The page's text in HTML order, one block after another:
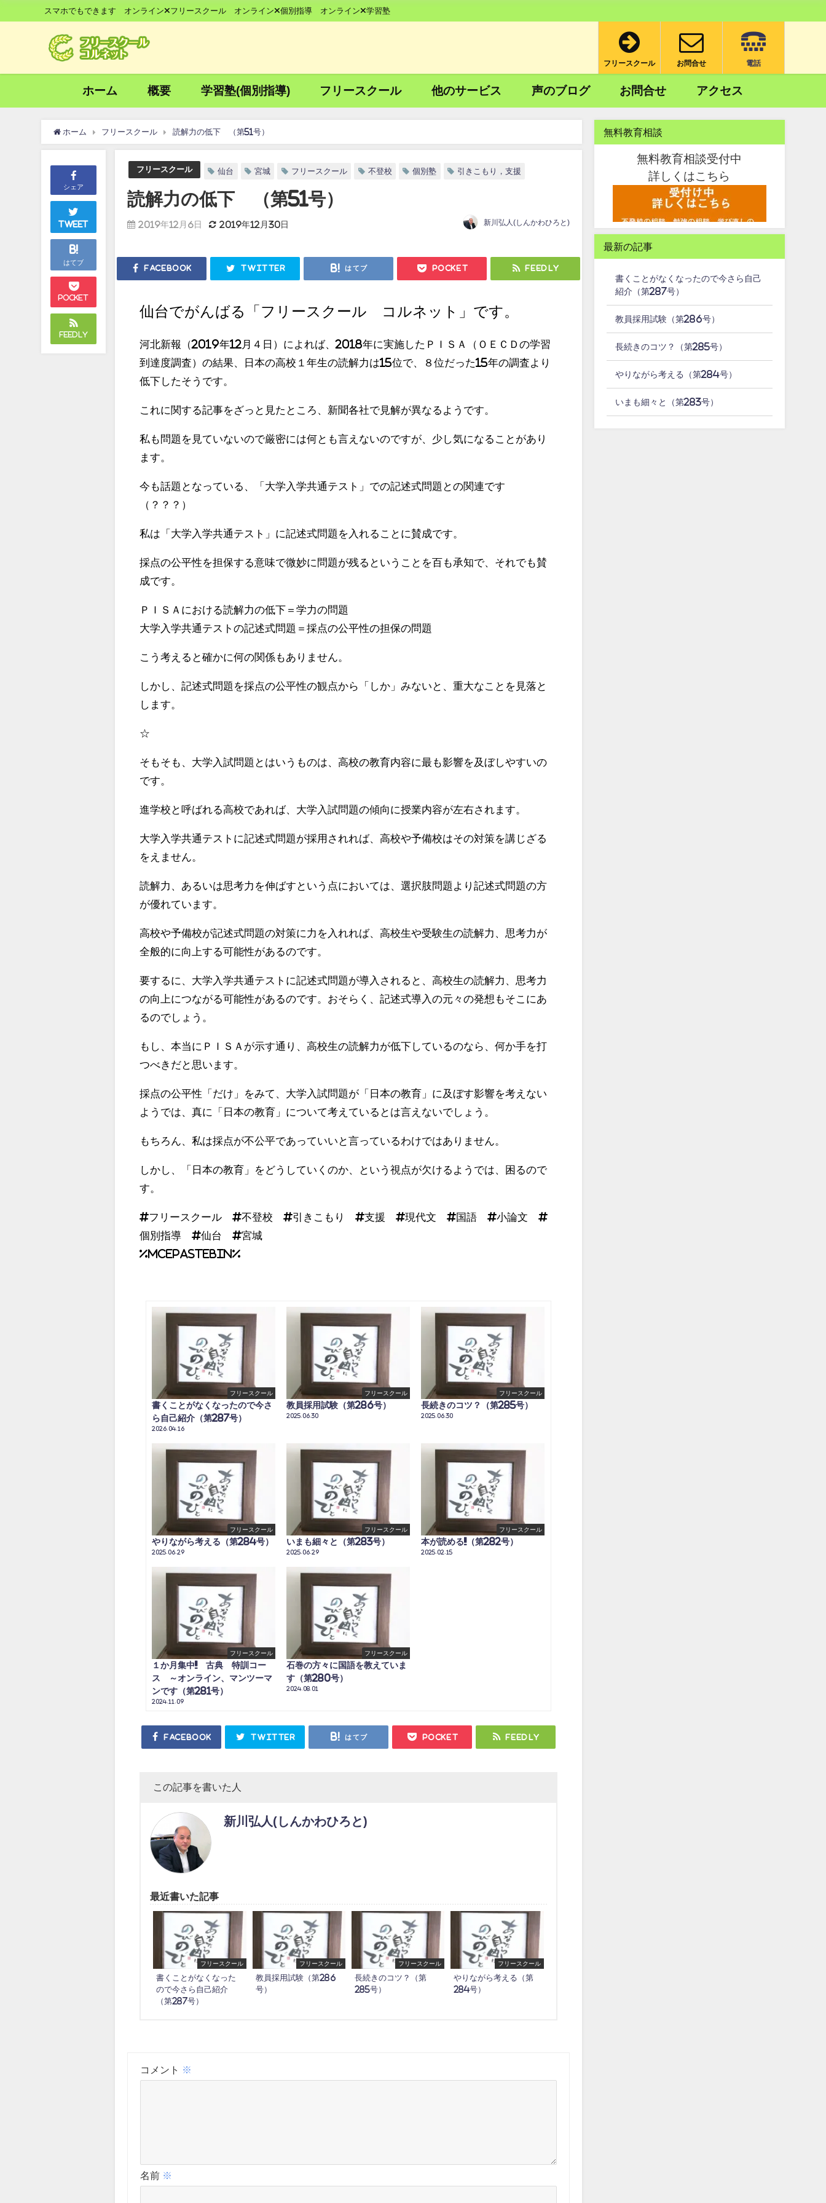
スマホでもできます オンライン×フリースクール オンライン×個別指導 オンライン×学習塾
フリースクール お問合せ 電話
ホーム 概要 学習塾(個別指導) フリースクール 他のサービス 声のブログ お問合せ アクセス
ホーム フリースクール 読解力の低下 （第51号）
シェア
Tweet
B!
はてブ
Pocket
Feedly
フリースクール 仙台 宮城 フリースクール 不登校 個別塾 引きこもり，支援
読解力の低下 （第51号）
2019年12月6日 2019年12月30日 新川弘人(しんかわひろと)
Facebook Twitter はてブ Pocket Feedly
仙台でがんばる「フリースクール コルネット」です。
河北新報（2019年12月４日）によれば、2018年に実施したＰＩＳＡ（ＯＥＣＤの学習
到達度調査）の結果、日本の高校１年生の読解力は15位で、８位だった15年の調査より
低下したそうです。
これに関する記事をざっと見たところ、新聞各社で見解が異なるようです。
私も問題を見ていないので厳密には何とも言えないのですが、少し気になることがあり
ます。
今も話題となっている、「大学入学共通テスト」での記述式問題との関連です
（？？？）
私は「大学入学共通テスト」に記述式問題を入れることに賛成です。
採点の公平性を担保する意味で微妙に問題が残るということを百も承知で、それでも賛
成です。
ＰＩＳＡにおける読解力の低下＝学力の問題
大学入学共通テストの記述式問題＝採点の公平性の担保の問題
こう考えると確かに何の関係もありません。
しかし、記述式問題を採点の公平性の観点から「しか」みないと、重大なことを見落と
します。
☆
そもそも、大学入試問題とはいうものは、高校の教育内容に最も影響を及ぼしやすいの
です。
進学校と呼ばれる高校であれば、大学入試問題の傾向に授業内容が左右されます。
大学入学共通テストに記述式問題が採用されれば、高校や予備校はその対策を講じざる
をえません。
読解力、あるいは思考力を伸ばすという点においては、選択肢問題より記述式問題の方
が優れています。
高校や予備校が記述式問題の対策に力を入れれば、高校生や受験生の読解力、思考力が
全般的に向上する可能性があるのです。
要するに、大学入学共通テストに記述式問題が導入されると、高校生の読解力、思考力
の向上につながる可能性があるのです。おそらく、記述式導入の元々の発想もそこにあ
るのでしょう。
もし、本当にＰＩＳＡが示す通り、高校生の読解力が低下しているのなら、何か手を打
つべきだと思います。
採点の公平性「だけ」をみて、大学入試問題が「日本の教育」に及ぼす影響を考えない
ようでは、真に「日本の教育」について考えているとは言えないでしょう。
もちろん、私は採点が不公平であっていいと言っているわけではありません。
しかし、「日本の教育」をどうしていくのか、という視点が欠けるようでは、困るので
す。
#フリースクール #不登校 #引きこもり #支援 #現代文 #国語 #小論文 #
個別指導 #仙台 #宮城
%MCEPASTEBIN%
フリースクール
書くことがなくなったので今さ
ら自己紹介（第287号）
2026.04.16
フリースクール
教員採用試験（第286号）
2025.06.30
フリースクール
長続きのコツ？（第285号）
2025.06.30
フリースクール
やりながら考える（第284号）
2025.06.29
フリースクール
いまも細々と（第283号）
2025.06.29
フリースクール
本が読める!!（第282号）
2025.02.15
フリースクール
１か月集中!! 古典 特訓コー
ス ～オンライン、マンツーマ
ンです（第281号）
2024.11.09
フリースクール
石巻の方々に国語を教えていま
す（第280号）
2024.08.01
Facebook Twitter はてブ Pocket Feedly
この記事を書いた人
新川弘人(しんかわひろと)
最近書いた記事
フリースクール
書くことがなくなった
ので今さら自己紹介
（第287号）
フリースクール
教員採用試験（第286
号）
フリースクール
長続きのコツ？（第
285号）
フリースクール
やりながら考える（第
284号）
コメント ※
名前 ※
無料教育相談
無料教育相談受付中
詳しくはこちら
最新の記事
書くことがなくなったので今さら自己
紹介（第287号）
教員採用試験（第286号）
長続きのコツ？（第285号）
やりながら考える（第284号）
いまも細々と（第283号）